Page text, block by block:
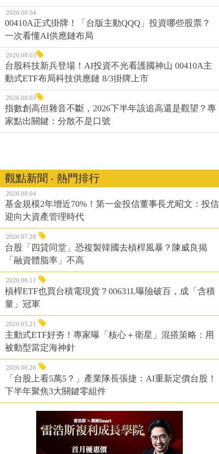
2026.08.04
00410A正式掛牌！「台版主動QQQ」投資哪些股票？
一次看懂AI供應鏈布局
2026.08.03
台股科技新兵登場！AI投資不光看護國神山 00410A主
動式ETF布局科技供應鏈 8/3掛牌上市
2026.08.03
指數創高但雜音不斷，2026下半年該追高還是觀望？專
家點出關鍵：分散不是口號
觀點新聞 ‧ 熱門排行
2026.08.04
基金規模2年增近70%！第一金投信董事長尤昭文：投信
迎向大資產管理時代
2026.07.28
台股「四貸同堂」恐複製韓國去槓桿風暴？陳威良揭
「融資體脂率」不高
2026.06.11
槓桿ETF也買台積電現貨？00631L曝險破百，成「含積
量」冠軍
2026.05.21
主動式ETF好夯！專家曝「核心＋衛星」混搭策略：用
被動型當定海神針
2026.06.26
「台股上看5萬5？」產業隊長張捷：AI重新定價台股！
下半年聚焦3大關鍵零組件